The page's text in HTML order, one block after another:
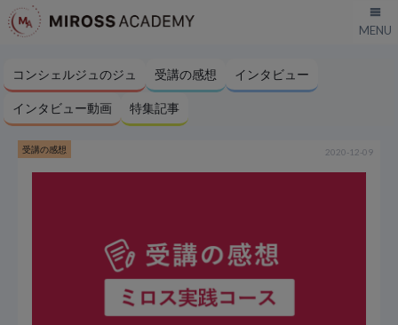
コンシェルジュのジュ 受講の感想 インタビュー
インタビュー動画 特集記事
受講の感想 2020-12-09